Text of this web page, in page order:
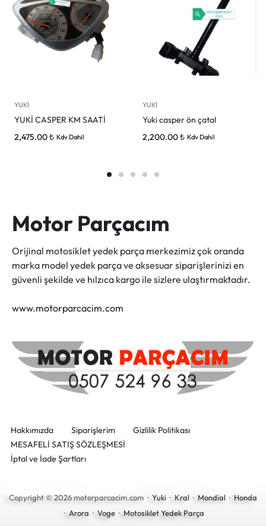
YUKİ
YUKİ CASPER KM SAATİ
2,475.00₺ Kdv Dahil
YUKİ
Yuki casper ön çatal
2,200.00₺ Kdv Dahil
Motor Parçacım
Orijinal motosiklet yedek parça merkezimiz çok oranda
marka model yedek parça ve aksesuar siparişlerinizi en
güvenli şekilde ve hılzıca kargo ile sizlere ulaştırmaktadır.
www.motorparcacim.com
Hakkımızda Siparişlerim
Gizlilik Politikası
MESAFELİ SATIŞ SÖZLEŞMESİ
İptal ve İade Şartları
Copyright © 2026 motorparcacim.com · Yuki · Kral · Mondial · Honda
· Arora · Voge· Motosiklet Yedek Parça